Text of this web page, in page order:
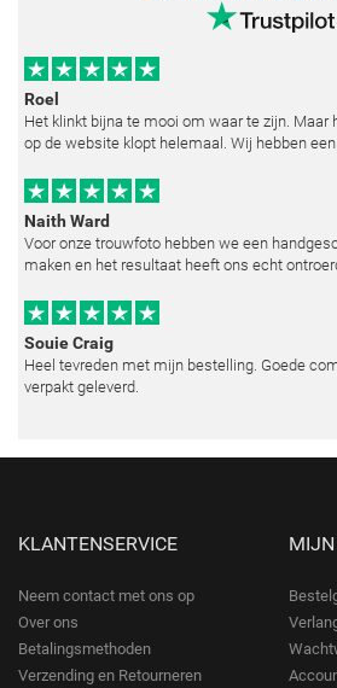
Roel
Het klinkt bijna te mooi om waar te zijn. Maar
op de website klopt helemaal. Wij hebben
Naith Ward
Voor onze trouwfoto hebben we een
maken en het resultaat heeft ons echt
Souie Craig
Heel tevreden met mijn bestelling. Goede
verpakt geleverd.
KLANTENSERVICE
Neem contact met ons op
Over ons
Betalingsmethoden
Verzending en Retourneren
MIJN